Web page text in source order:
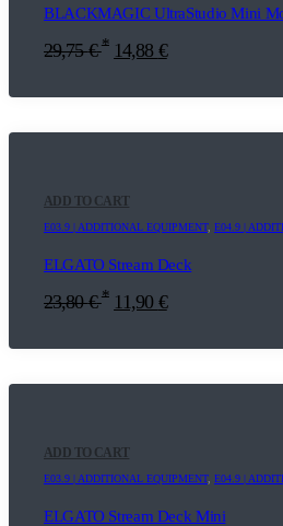
BLACKMAGIC UltraStudio Mini
29,75€ * 14,88 €
ADD TO CART
E03.9 | ADDITIONAL EQUIPMENT, E04.9 |
ELGATO Stream Deck
23,80€ * 11,90 €
ADD TO CART
E03.9 | ADDITIONAL EQUIPMENT, E04.9 |
ELGATO Stream Deck Mini